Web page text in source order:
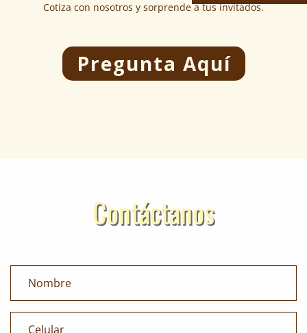
Cotiza con nosotros y sorprende a tus invitados.
Pregunta Aquí
Contáctanos